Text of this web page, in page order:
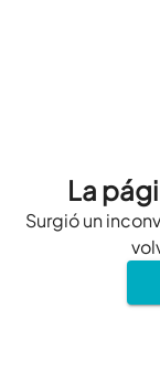
La
Surgió un